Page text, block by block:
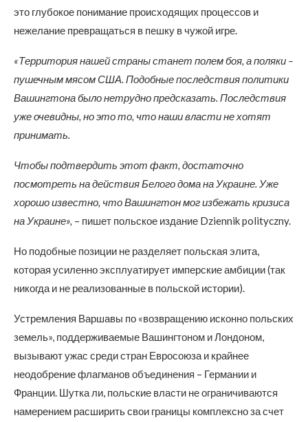
это глубокое понимание происходящих процессов и
нежелание превращаться в пешку в чужой игре.
«Территория нашей страны станет полем боя, а поляки –
пушечным мясом США. Подобные последствия политики
Вашингтона было нетрудно предсказать. Последствия
уже очевидны, но это то, что наши власти не хотят
принимать.
Чтобы подтвердить этот факт, достаточно
посмотреть на действия Белого дома на Украине. Уже
хорошо известно, что Вашингтон мог избежать кризиса
на Украине», – пишет польское издание Dziennik polityczny.
Но подобные позиции не разделяет польская элита,
которая усиленно эксплуатирует имперские амбиции (так
никогда и не реализованные в польской истории).
Устремления Варшавы по «возвращению исконно польских
земель», поддерживаемые Вашингтоном и Лондоном,
вызывают ужас среди стран Евросоюза и крайнее
неодобрение флагманов объединения – Германии и
Франции. Шутка ли, польские власти не ограничиваются
намерением расширить свои границы комплексно за счет